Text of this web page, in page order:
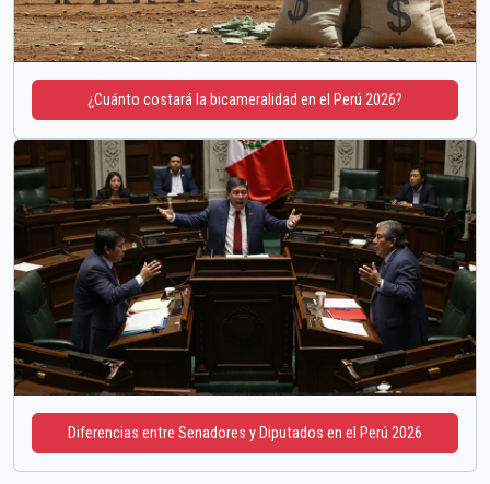
¿Cuánto costará la bicameralidad en el Perú 2026?
Diferencias entre Senadores y Diputados en el Perú 2026